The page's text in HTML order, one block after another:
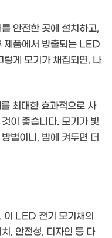
안전한 곳에 설치하고,
제품에서 방출되는 LED
렇게 모기가 채집되면, 나
최대한 효과적으로 사
이 좋습니다. 모기가 빛
법이니, 밤에 켜두면 더
이 LED 전기 모기채의
, 안전성, 디자인 등 다